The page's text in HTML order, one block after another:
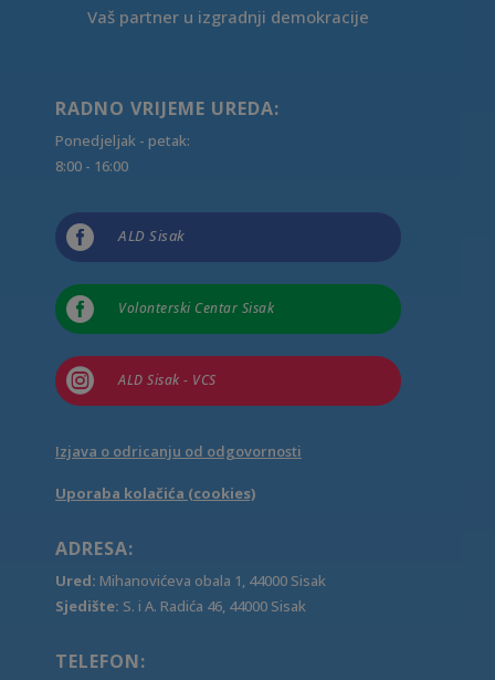
Vaš partner u izgradnji demokracije
RADNO VRIJEME UREDA:
Ponedjeljak - petak:
8:00 - 16:00
 ALD Sisak
 Volonterski Centar Sisak
 ALD Sisak - VCS
Izjava o odricanju od odgovornosti
Uporaba kolačića (cookies)
ADRESA:
Ured: Mihanovićeva obala 1, 44000 Sisak
Sjedište: S. i A. Radića 46, 44000 Sisak
TELEFON: